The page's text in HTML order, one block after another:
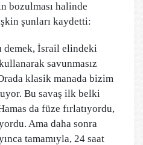
bozulması halinde
şunları kaydetti:
demek, İsrail elindeki
savunmasız
klasik manada bizim
Bu savaş ilk belki
da füze fırlatıyordu,
Ama daha sonra
tamamıyla, 24 saat